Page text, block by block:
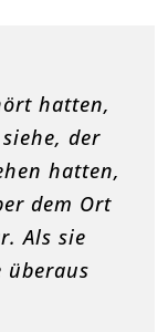
hatten,
der
hatten,
dem Ort
Als sie
überaus